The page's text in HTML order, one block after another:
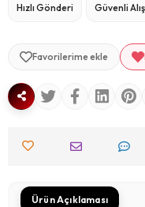
Hızlı Gönderi Güvenli
Favorilerime ekle
Ürün Açıklaması